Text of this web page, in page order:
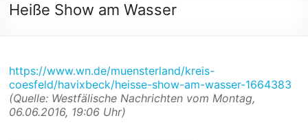
Heiße Show am Wasser
https://www.wn.de/muensterland/kreis-
coesfeld/havixbeck/heisse-show-am-wasser-1664383
(Quelle: Westfälische Nachrichten vomMontag,
06.06.2016, 19:06 Uhr)